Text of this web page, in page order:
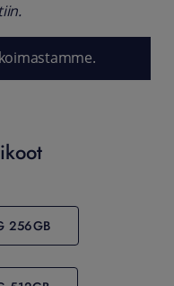
256GB